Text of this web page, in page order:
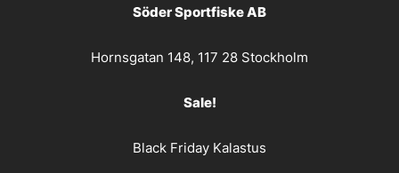
Söder Sportfiske AB
Hornsgatan 148, 117 28 Stockholm
Sale!
Black Friday Kalastus